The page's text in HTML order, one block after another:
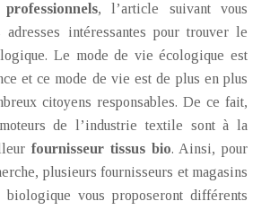
, l’article suivant vous
adresses intéressantes pour trouver le
Le mode de vie écologique est
et ce mode de vie est de plus en plus
citoyens responsables. De ce fait,
de l’industrie textile sont à la
fournisseur tissus bio. Ainsi, pour
plusieurs fournisseurs et magasins
vous proposeront différents